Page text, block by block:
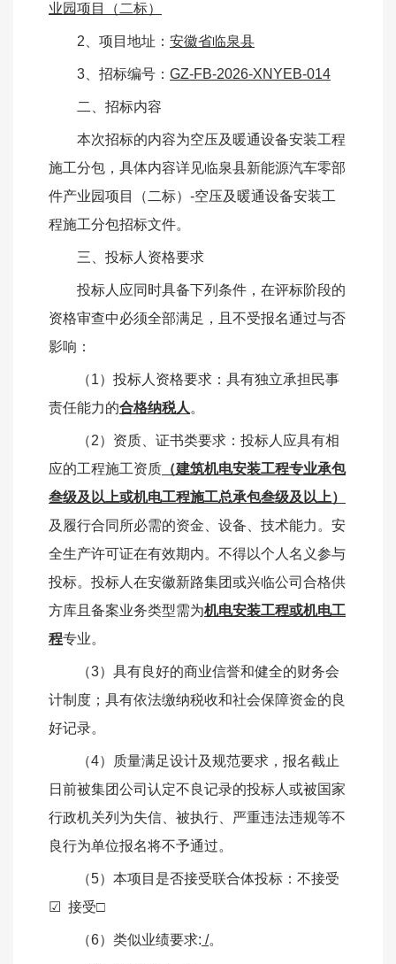
业园项目（二标）
2、项目地址： 安徽省临泉县
3、招标编号： GZ-FB-2026-XNYEB-014
二、招标内容
本次招标的内容为空压及暖通设备安装工程
施工分包 ，具体内容详见临泉县新能源汽车零部
件产业园项目（二标） -空压及暖通设备安装工
程施工分包招标文件。
三、投标人资格要求
投标人应同时具备下列条件，在评标阶段的
资格审查中必须全部满足，且不受报名通过与否
影响：
（1）投标人资格要求：具有独立承担民事
责任能力的合格纳税人 。
（2）资质、证书类要求：投标人应具有相
应的工程施工资质 （建筑机电安装工程专业承包
叁级及以上或机电工程施工总承包叁级及以上）
及履行合同所必需的资金、设备、技术能力。安
全生产许可证在有效期内。不得以个人名义参与
投标。投标人在安徽新路集团或兴临公司合格供
方库且备案业务类型需为机电安装工程或机电工
程专业。
（3）具有良好的商业信誉和健全的财务会
计制度；具有依法缴纳税收和社会保障资金的良
好记录。
（4）
质量满足设计及规范要求，报名截止
日前被集团公司认定不良记录的投标人或被国家
行政机关列为失信、被执行、严重违法违规等不
良行为单位报名将不予通过。
（5） 本项目是否接受联合体投标：不接受
☑ 接受□
（6） 类似业绩要求: /。